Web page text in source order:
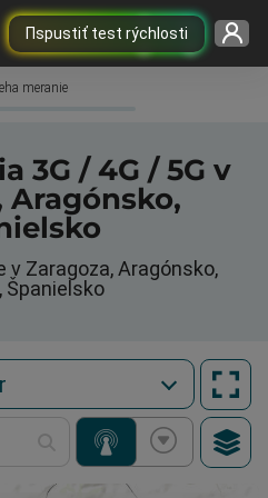
Пspustiť test rýchlosti
meranie
3G / 4G / 5G v
Aragónsko,
Zaragoza, Aragónsko,
Španielsko